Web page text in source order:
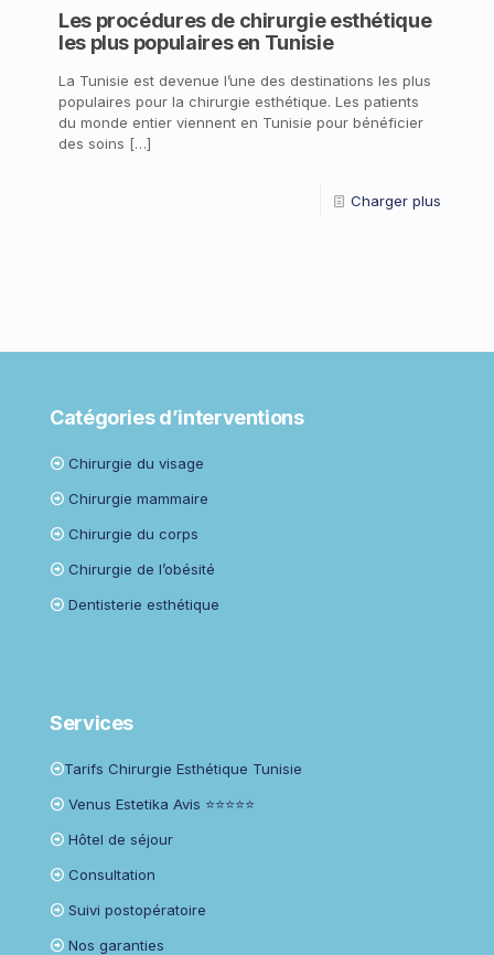
Les procédures de chirurgie esthétique
les plus populaires en Tunisie
La Tunisie est devenue l’une des destinations les plus
populaires pour la chirurgie esthétique. Les patients
du monde entier viennent en Tunisie pour bénéficier
des soins […]
Charger plus
Catégories d’interventions
Chirurgie du visage
Chirurgie mammaire
Chirurgie du corps
Chirurgie de l’obésité
Dentisterie esthétique
Services
Tarifs Chirurgie Esthétique Tunisie
Venus Estetika Avis ⭐⭐⭐⭐⭐
Hôtel de séjour
Consultation
Suivi postopératoire
Nos garanties